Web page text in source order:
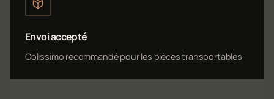
Envoi accepté
Colissimo recommandé pour les pièces transportables